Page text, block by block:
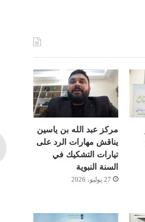
مركز عبد الله بن ياسين
يناقش مهارات الرد على
تيارات التشكيك في
السنة النبوية
27 يوليو، 2026